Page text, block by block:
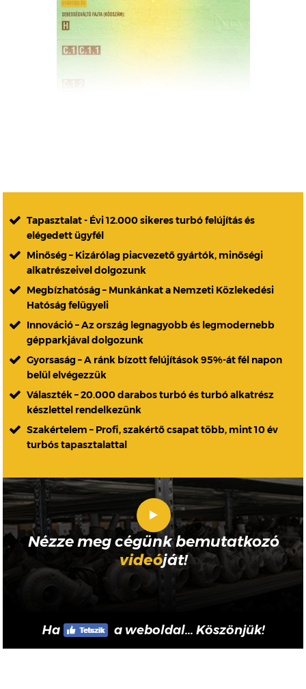
Tapasztalat - Évi 12.000 sikeres turbó felújítás és
elégedett ügyfél
Minőség – Kizárólag piacvezető gyártók, minőségi
alkatrészeivel dolgozunk
Megbízhatóság – Munkánkat a Nemzeti Közlekedési
Hatóság felügyeli
Innováció – Az ország legnagyobb és legmodernebb
gépparkjával dolgozunk
Gyorsaság – A ránk bízott felújítások 95%-át fél napon
belül elvégezzük
Választék – 20.000 darabos turbó és turbó alkatrész
készlettel rendelkezünk
Szakértelem – Profi, szakértő csapat több, mint 10 év
turbós tapasztalattal
Nézze meg cégünk bemutatkozó
videóját!
Ha a weboldal... Köszönjük!